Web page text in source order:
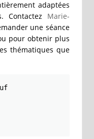
adaptées
Contactez Marie-
une séance
pour obtenir plus
thématiques que